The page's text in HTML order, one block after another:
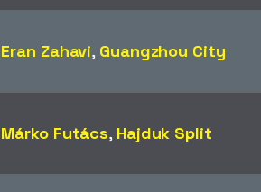
Eran Zahavi, Guangzhou City
Márko Futács, Hajduk Split